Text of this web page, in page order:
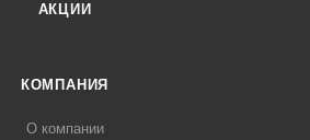
АКЦИИ
КОМПАНИЯ
О компании